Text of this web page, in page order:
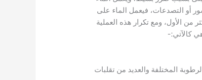
أو التصدعات، فيعمل الماء على
الأول، ومع تكرار هذه العملية
كالآتي:-
المختلفة والعديد من تقلبات